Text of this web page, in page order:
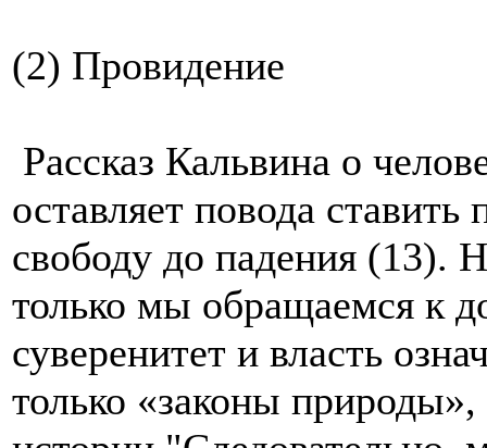
(2) Провидение
Рассказ Кальвина о
оставляет повода
свободу до падения (13).
только мы обращаемся к
суверенитет и власть
только «законы